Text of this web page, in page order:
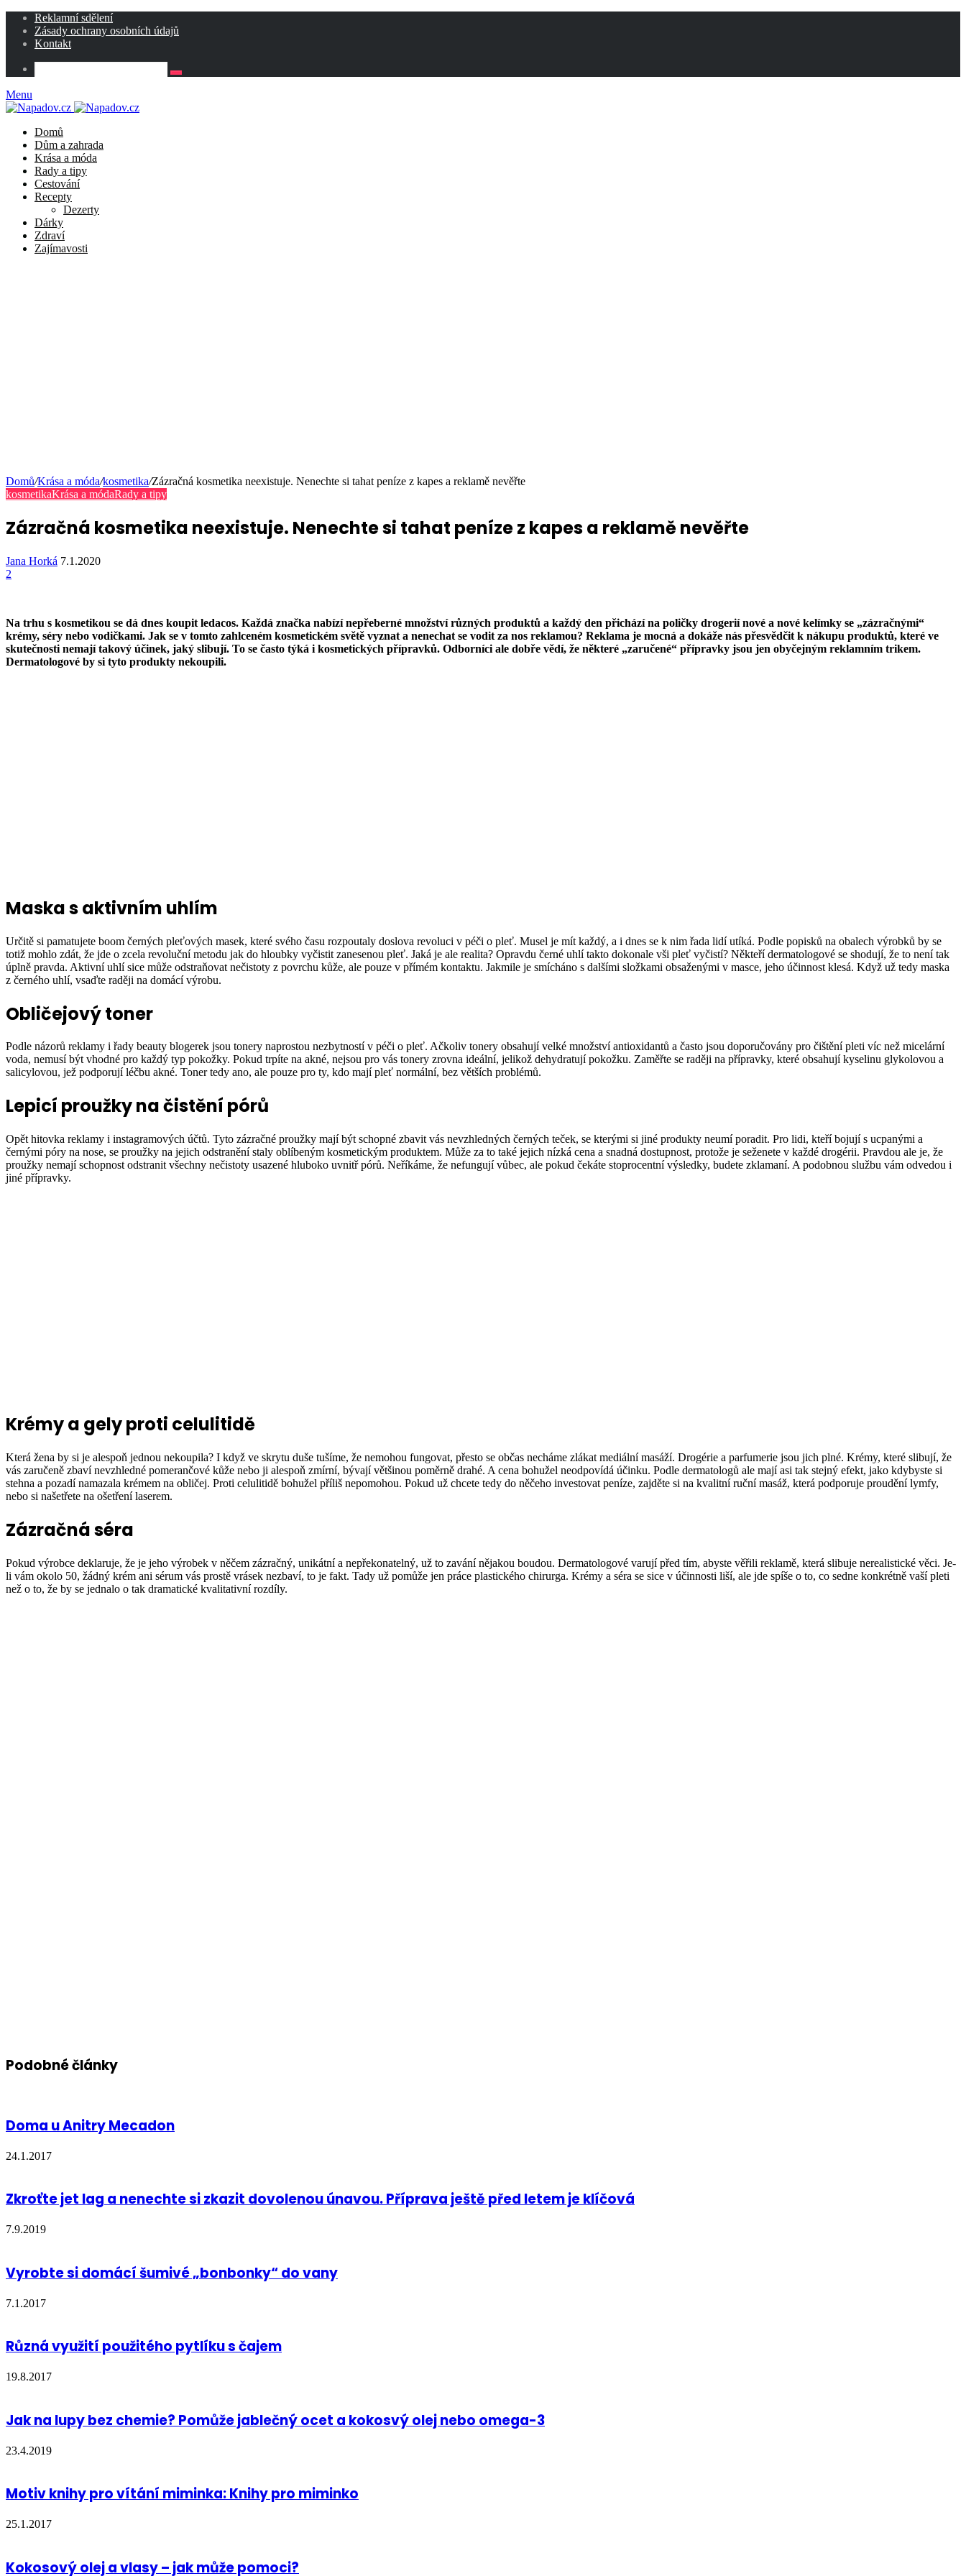
Reklamní sdělení
Zásady ochrany osobních údajů
Kontakt
Menu
Domů
Dům a zahrada
Krása a móda
Rady a tipy
Cestování
Recepty
Dezerty
Dárky
Zdraví
Zajímavosti
Domů/Krása a móda/kosmetika/Zázračná kosmetika neexistuje. Nenechte si tahat peníze z kapes a reklamě nevěřte
kosmetikaKrása a módaRady a tipy
Zázračná kosmetika neexistuje. Nenechte si tahat peníze z kapes a reklamě nevěřte
Jana Horká 7.1.2020
2
Na trhu s kosmetikou se dá dnes koupit ledacos. Každá značka nabízí nepřeberné množství různých produktů a každý den přichází na poličky drogerií nové a nové kelímky se „zázračnými“
krémy, séry nebo vodičkami. Jak se v tomto zahlceném kosmetickém světě vyznat a nenechat se vodit za nos reklamou? Reklama je mocná a dokáže nás přesvědčit k nákupu produktů, které ve
skutečnosti nemají takový účinek, jaký slibují. To se často týká i kosmetických přípravků. Odborníci ale dobře vědí, že některé „zaručené“ přípravky jsou jen obyčejným reklamním trikem.
Dermatologové by si tyto produkty nekoupili.
Maska s aktivním uhlím
Určitě si pamatujete boom černých pleťových masek, které svého času rozpoutaly doslova revoluci v péči o pleť. Musel je mít každý, a i dnes se k nim řada lidí utíká. Podle popisků na obalech výrobků by se
totiž mohlo zdát, že jde o zcela revoluční metodu jak do hloubky vyčistit zanesenou pleť. Jaká je ale realita? Opravdu černé uhlí takto dokonale vši pleť vyčistí? Někteří dermatologové se shodují, že to není tak
úplně pravda. Aktivní uhlí sice může odstraňovat nečistoty z povrchu kůže, ale pouze v přímém kontaktu. Jakmile je smícháno s dalšími složkami obsaženými v masce, jeho účinnost klesá. Když už tedy maska
z černého uhlí, vsaďte raději na domácí výrobu.
Obličejový toner
Podle názorů reklamy i řady beauty blogerek jsou tonery naprostou nezbytností v péči o pleť. Ačkoliv tonery obsahují velké množství antioxidantů a často jsou doporučovány pro čištění pleti víc než micelární
voda, nemusí být vhodné pro každý typ pokožky. Pokud trpíte na akné, nejsou pro vás tonery zrovna ideální, jelikož dehydratují pokožku. Zaměřte se raději na přípravky, které obsahují kyselinu glykolovou a
salicylovou, jež podporují léčbu akné. Toner tedy ano, ale pouze pro ty, kdo mají pleť normální, bez větších problémů.
Lepicí proužky na čistění pórů
Opět hitovka reklamy i instagramových účtů. Tyto zázračné proužky mají být schopné zbavit vás nevzhledných černých teček, se kterými si jiné produkty neumí poradit. Pro lidi, kteří bojují s ucpanými a
černými póry na nose, se proužky na jejich odstranění staly oblíbeným kosmetickým produktem. Může za to také jejich nízká cena a snadná dostupnost, protože je seženete v každé drogérii. Pravdou ale je, že
proužky nemají schopnost odstranit všechny nečistoty usazené hluboko uvnitř pórů. Neříkáme, že nefungují vůbec, ale pokud čekáte stoprocentní výsledky, budete zklamaní. A podobnou službu vám odvedou i
jiné přípravky.
Krémy a gely proti celulitidě
Která žena by si je alespoň jednou nekoupila? I když ve skrytu duše tušíme, že nemohou fungovat, přesto se občas necháme zlákat mediální masáží. Drogérie a parfumerie jsou jich plné. Krémy, které slibují, že
vás zaručeně zbaví nevzhledné pomerančové kůže nebo ji alespoň zmírní, bývají většinou poměrně drahé. A cena bohužel neodpovídá účinku. Podle dermatologů ale mají asi tak stejný efekt, jako kdybyste si
stehna a pozadí namazala krémem na obličej. Proti celulitidě bohužel příliš nepomohou. Pokud už chcete tedy do něčeho investovat peníze, zajděte si na kvalitní ruční masáž, která podporuje proudění lymfy,
nebo si našetřete na ošetření laserem.
Zázračná séra
Pokud výrobce deklaruje, že je jeho výrobek v něčem zázračný, unikátní a nepřekonatelný, už to zavání nějakou boudou. Dermatologové varují před tím, abyste věřili reklamě, která slibuje nerealistické věci. Je-
li vám okolo 50, žádný krém ani sérum vás prostě vrásek nezbaví, to je fakt. Tady už pomůže jen práce plastického chirurga. Krémy a séra se sice v účinnosti liší, ale jde spíše o to, co sedne konkrétně vaší pleti
než o to, že by se jednalo o tak dramatické kvalitativní rozdíly.
Podobné články
Doma u Anitry Mecadon
24.1.2017
Zkroťte jet lag a nenechte si zkazit dovolenou únavou. Příprava ještě před letem je klíčová
7.9.2019
Vyrobte si domácí šumivé „bonbonky“ do vany
7.1.2017
Různá využití použitého pytlíku s čajem
19.8.2017
Jak na lupy bez chemie? Pomůže jablečný ocet a kokosvý olej nebo omega-3
23.4.2019
Motiv knihy pro vítání miminka: Knihy pro miminko
25.1.2017
Kokosový olej a vlasy – jak může pomoci?